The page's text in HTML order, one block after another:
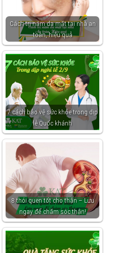
Cách trị nám da mặt tại nhà an
toàn, hiệu quả
7 cách bảo vệ sức khỏe trong dịp
lễ Quốc khánh
8 thói quen tốt cho thận – Lưu
ngay để chăm sóc thận!